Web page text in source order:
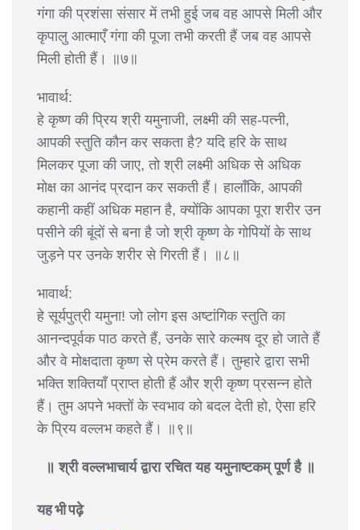
गंगा की प्रशंसा संसार में तभी हुई जब वह आपसे मिली और
कृपालु आत्माएँ गंगा की पूजा तभी करती हैं जब वह आपसे
मिली होती हैं। ॥७॥
भावार्थ:
हे कृष्ण की प्रिय श्री यमुनाजी, लक्ष्मी की सह-पत्नी,
आपकी स्तुति कौन कर सकता है? यदि हरि के साथ
मिलकर पूजा की जाए, तो श्री लक्ष्मी अधिक से अधिक
मोक्ष का आनंद प्रदान कर सकती हैं। हालाँकि, आपकी
कहानी कहीं अधिक महान है, क्योंकि आपका पूरा शरीर उन
पसीने की बूंदों से बना है जो श्री कृष्ण के गोपियों के साथ
जुड़ने पर उनके शरीर से गिरती हैं। ॥८॥
भावार्थ:
हे सूर्यपुत्री यमुना! जो लोग इस अष्टांगिक स्तुति का
आनन्दपूर्वक पाठ करते हैं, उनके सारे कल्मष दूर हो जाते हैं
और वे मोक्षदाता कृष्ण से प्रेम करते हैं। तुम्हारे द्वारा सभी
भक्ति शक्तियाँ प्राप्त होती हैं और श्री कृष्ण प्रसन्न होते
हैं। तुम अपने भक्तों के स्वभाव को बदल देती हो, ऐसा हरि
के प्रिय वल्लभ कहते हैं। ॥९॥
॥ श्री वल्लभाचार्य द्वारा रचित यह यमुनाष्टकम् पूर्ण है ॥
यह भी पढ़े